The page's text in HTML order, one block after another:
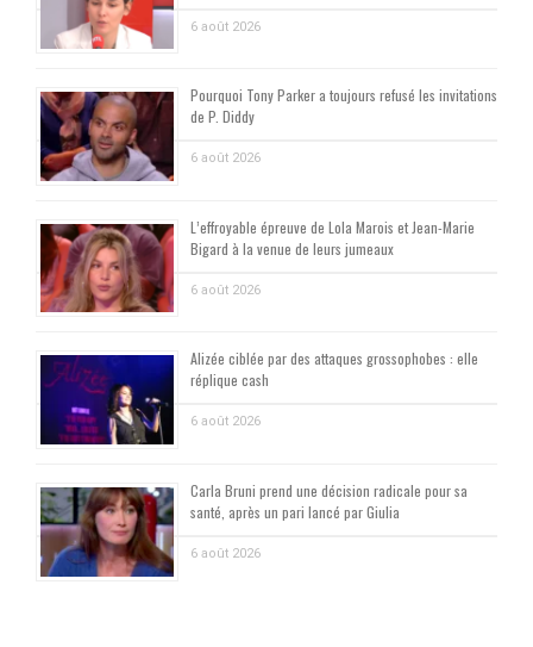
6 août 2026
Pourquoi Tony Parker a toujours refusé les invitations
de P. Diddy
6 août 2026
L’effroyable épreuve de Lola Marois et Jean-Marie
Bigard à la venue de leurs jumeaux
6 août 2026
Alizée ciblée par des attaques grossophobes : elle
réplique cash
6 août 2026
Carla Bruni prend une décision radicale pour sa
santé, après un pari lancé par Giulia
6 août 2026